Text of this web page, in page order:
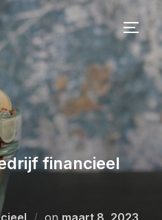
financieel
on Geplaatst
maart 8, 2023